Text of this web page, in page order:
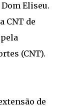
Dom Eliseu.
CNT de
pela
(CNT).
de